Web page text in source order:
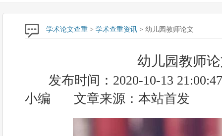
学术论文查重 > 学术查重资讯 > 幼儿园教师论文
幼儿园教师
发布时间：2020-10-13 21:00:47
小编
文章来源：本站首发